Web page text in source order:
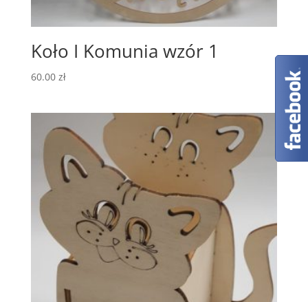
Koło I Komunia wzór 1
60.00 zł